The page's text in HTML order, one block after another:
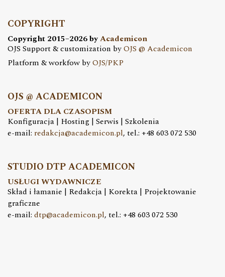
COPYRIGHT
Copyright 2015–2026 byAcademicon
OJS Support & customization byOJS @ Academicon
Platform & workfow byOJS/PKP
OJS @ ACADEMICON
OFERTA DLA CZASOPISM
Konfiguracja | Hosting | Serwis | Szkolenia
e-mail: redakcja@academicon.pl, tel.: +48 603 072 530
STUDIO DTP ACADEMICON
USŁUGI WYDAWNICZE
Skład i łamanie | Redakcja | Korekta | Projektowanie
graficzne
e-mail: dtp@academicon.pl, tel.: +48 603 072 530